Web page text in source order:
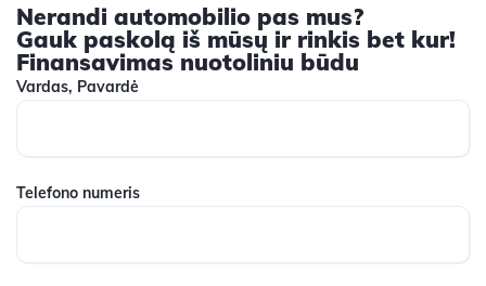
Nerandi automobilio pas mus?
Gauk paskolą iš mūsų ir rinkis bet kur!
Finansavimas nuotoliniu būdu
Vardas, Pavardė
Telefono numeris